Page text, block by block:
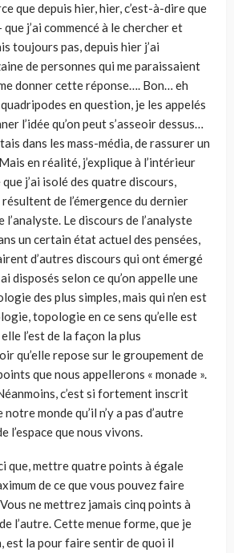
que depuis hier, hier, c’est-à-dire que
j’ai commencé à le chercher et
toujours pas, depuis hier j’ai
de personnes qui me paraissaient
donner cette réponse…. Bon… eh
en question, je les appelés
l’idée qu’on peut s’asseoir dessus…
dans les mass-média, de rassurer un
en réalité, j’explique à l’intérieur
j’ai isolé des quatre discours,
de l’émergence du dernier
l’analyste. Le discours de l’analyste
un certain état actuel des pensées,
d’autres discours qui ont émergé
disposés selon ce qu’on appelle une
des plus simples, mais qui n’en est
topologie en ce sens qu’elle est
l’est de la façon la plus
qu’elle repose sur le groupement de
que nous appellerons « monade ».
c’est si fortement inscrit
monde qu’il n’y a pas d’autre
l’espace que nous vivons.
que, mettre quatre points à égale
de ce que vous pouvez faire
ne mettrez jamais cinq points à
l’autre. Cette menue forme, que je
est la pour faire sentir de quoi il